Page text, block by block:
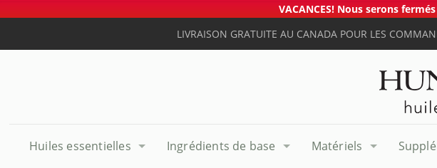
VACANCES! Nous serons
LIVRAISON GRATUITE AU CANADA POUR LES
Huiles essentielles Ingrédients de base Matériels